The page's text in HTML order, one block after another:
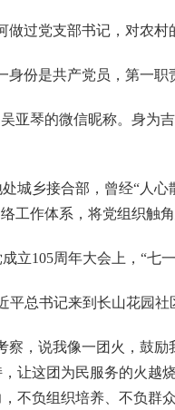
做过党支部书记，对农
身份是共产党员，第一
亚琴的微信昵称。身为
城乡接合部，曾经“人心
工作体系，将党组织触角
立105周年大会上，“七
平总书记来到长山花园
察，说我像一团火，鼓
让这团为民服务的火越
不负组织培养、不负群